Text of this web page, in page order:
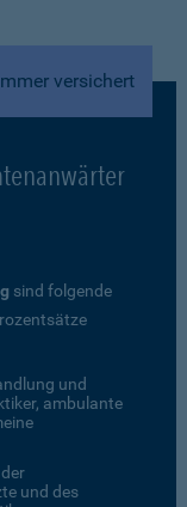
versichert
sind folgende
und
ambulante
und des